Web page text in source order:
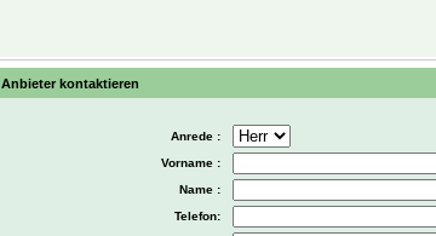
Anbieter kontaktieren
Anrede :
Vorname :
Name :
Telefon: